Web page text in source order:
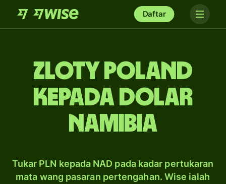
Daftar
zloty Poland
kepada dolar
Namibia
Tukar PLN kepada NAD pada kadar pertukaran
mata wang pasaran pertengahan. Wise ialah